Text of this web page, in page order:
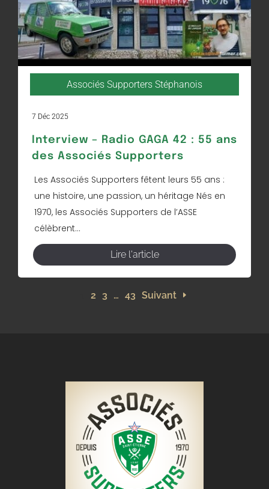
Associés Supporters Stéphanois
7 Déc 2025
Interview – Radio GAGA 42 : 55 ans
des Associés Supporters
Les Associés Supporters fêtent leurs 55 ans :
une histoire, une passion, un héritage Nés en
1970, les Associés Supporters de l’ASSE
célèbrent...
Lire l'article
2 3 … 43 Suivant